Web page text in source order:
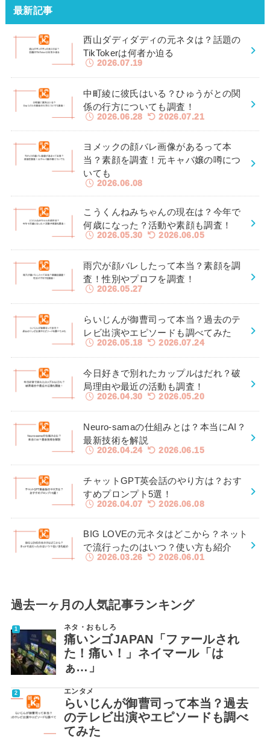
最新記事
西山ダディダディの元ネタは？話題の
TikTokerは何者か迫る
2026.07.19
中町綾に彼氏はいる？ひゅうがとの関
係の行方についても調査！
2026.06.28 2026.07.21
ヨメックの顔バレ画像があるって本
当？素顔を調査！元キャバ嬢の噂につ
いても
2026.06.08
こうくんねみちゃんの現在は？今年で
何歳になった？活動や素顔も調査！
2026.05.30 2026.06.05
雨穴が顔バレしたって本当？素顔を調
査！性別やプロフを調査！
2026.05.27
らいじんが御曹司って本当？過去のテ
レビ出演やエピソードも調べてみた
2026.05.18 2026.07.24
今日好きで別れたカップルはだれ？破
局理由や最近の活動も調査！
2026.04.30 2026.05.20
Neuro-samaの仕組みとは？本当にAI？
最新技術を解説
2026.04.24 2026.06.15
チャットGPT英会話のやり方は？おす
すめプロンプト5選！
2026.04.07 2026.06.08
BIG LOVEの元ネタはどこから？ネット
で流行ったのはいつ？使い方も紹介
2026.03.26 2026.06.01
過去一ヶ月の人気記事ランキング
ネタ・おもしろ
痛いンゴJAPAN「ファールされ
た！痛い！」ネイマール「は
ぁ…」
エンタメ
らいじんが御曹司って本当？過去
のテレビ出演やエピソードも調べ
てみた